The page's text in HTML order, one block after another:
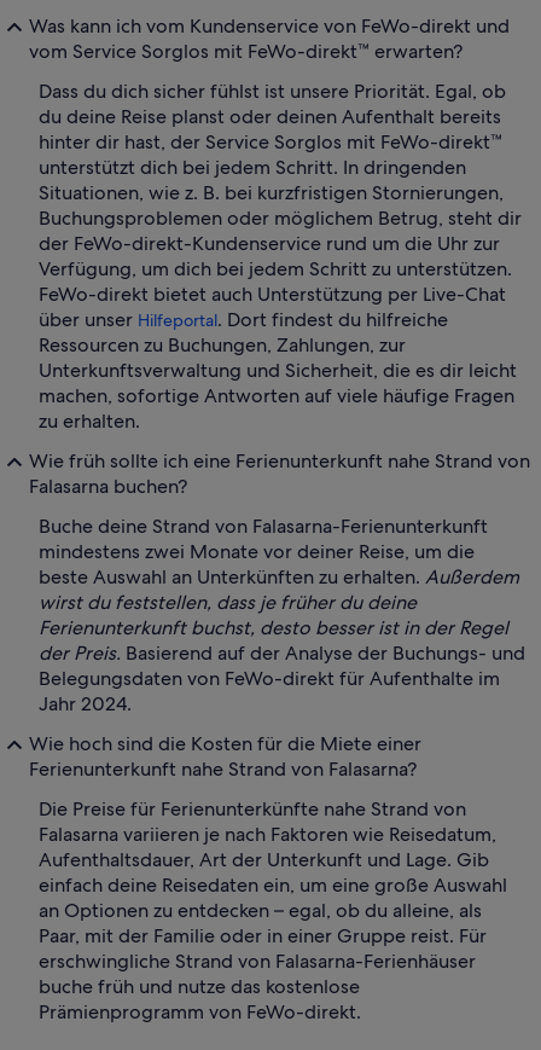
Was kann ich vom Kundenservice von FeWo-direkt und
vom Service Sorglos mit FeWo-direkt™ erwarten?
Dass du dich sicher fühlst ist unsere Priorität. Egal, ob
du deine Reise planst oder deinen Aufenthalt bereits
hinter dir hast, der Service Sorglos mit FeWo-direkt™
unterstützt dich bei jedem Schritt. In dringenden
Situationen, wie z. B. bei kurzfristigen Stornierungen,
Buchungsproblemen oder möglichem Betrug, steht dir
der FeWo-direkt-Kundenservice rund um die Uhr zur
Verfügung, um dich bei jedem Schritt zu unterstützen.
FeWo-direkt bietet auch Unterstützung per Live-Chat
über unser Hilfeportal. Dort findest du hilfreiche
Ressourcen zu Buchungen, Zahlungen, zur
Unterkunftsverwaltung und Sicherheit, die es dir leicht
machen, sofortige Antworten auf viele häufige Fragen
zu erhalten.
Wie früh sollte ich eine Ferienunterkunft nahe Strand von
Falasarna buchen?
Buche deine Strand von Falasarna-Ferienunterkunft
mindestens zwei Monate vor deiner Reise, um die
beste Auswahl an Unterkünften zu erhalten. Außerdem
wirst du feststellen, dass je früher du deine
Ferienunterkunft buchst, desto besser ist in der Regel
der Preis. Basierend auf der Analyse der Buchungs- und
Belegungsdaten von FeWo-direkt für Aufenthalte im
Jahr 2024.
Wie hoch sind die Kosten für die Miete einer
Ferienunterkunft nahe Strand von Falasarna?
Die Preise für Ferienunterkünfte nahe Strand von
Falasarna variieren je nach Faktoren wie Reisedatum,
Aufenthaltsdauer, Art der Unterkunft und Lage. Gib
einfach deine Reisedaten ein, um eine große Auswahl
an Optionen zu entdecken – egal, ob du alleine, als
Paar, mit der Familie oder in einer Gruppe reist. Für
erschwingliche Strand von Falasarna-Ferienhäuser
buche früh und nutze das kostenlose
Prämienprogramm von FeWo-direkt.